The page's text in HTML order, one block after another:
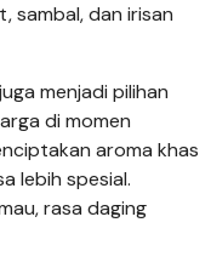
sambal, dan irisan
menjadi pilihan
di momen
aroma khas
lebih spesial.
rasa daging